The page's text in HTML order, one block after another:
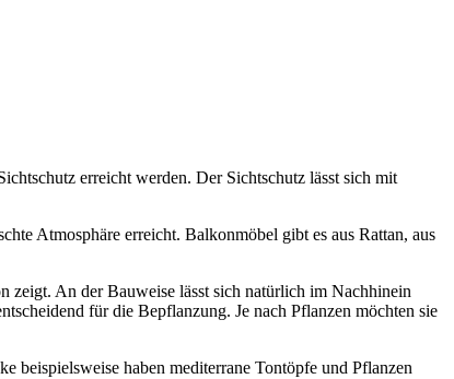
erreicht werden. Der Sichtschutz lässt sich mit
Atmosphäre erreicht. Balkonmöbel gibt es aus Rattan, aus
An der Bauweise lässt sich natürlich im Nachhinein
für die Bepflanzung. Je nach Pflanzen möchten sie
beispielsweise haben mediterrane Tontöpfe und Pflanzen